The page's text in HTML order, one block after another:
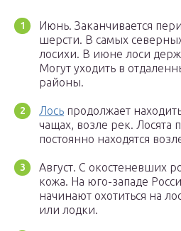
Июнь. Заканчивается
шерсти. В самых
лосихи. В июне лоси
Могут уходить в
районы.
Лось продолжает
чащах, возле рек. Лосята
постоянно находятся
Август. С окостеневших
кожа. На юго-западе
начинают охотиться на
или лодки.